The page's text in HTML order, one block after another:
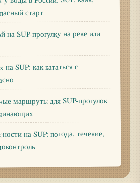
старт
на SUP-прогулку на реке или
SUP: как кататься с
маршруты для SUP-прогулок
на SUP: погода, течение,